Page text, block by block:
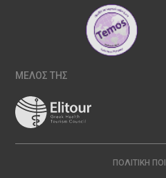
ΜΕΛΟΣ ΤΗΣ
ΠΟΛΙΤΙΚΉ